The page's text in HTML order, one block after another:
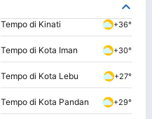
Tempo di Kinati +36°
Tempo di Kota Iman +30°
Tempo di Kota Lebu +27°
Tempo di Kota Pandan +29°